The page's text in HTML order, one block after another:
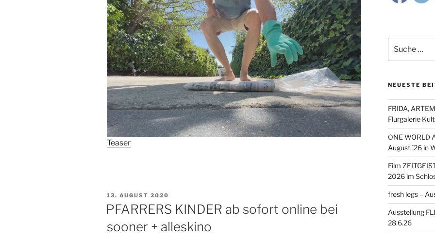
Teaser
VERÖFFENTLICHT
AM
13. AUGUST 2020
PFARRERS KINDER ab sofort online bei
sooner + alleskino
nach:
NEUESTE
FRIDA,
Flurgalerie
ONE WORLD
August ´26 in
Film
2026 im
fresh legs –
Ausstellung
28.6.26